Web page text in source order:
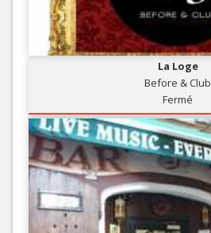
La Loge
Before & Club
Fermé